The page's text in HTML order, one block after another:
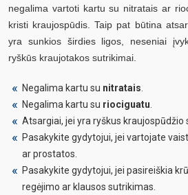
negalima vartoti kartu su nitratais ar
kristi kraujospūdis. Taip pat būtina
yra sunkios širdies ligos, neseniai
ryškūs kraujotakos sutrikimai.
Negalima kartu su nitratais
Negalima kartu su riociguatu
Atsargiai, jei yra ryškus kraujospūdžio
Pasakykite gydytojui, jei vartojate
ar prostatos.
Pasakykite gydytojui, jei pasireiškia
regėjimo ar klausos sutrikimas.